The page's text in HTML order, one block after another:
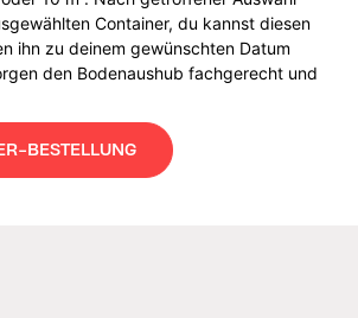
Container, du kannst diesen
ihn zu deinem gewünschten Datum
den Bodenaushub fachgerecht und
BESTELLUNG